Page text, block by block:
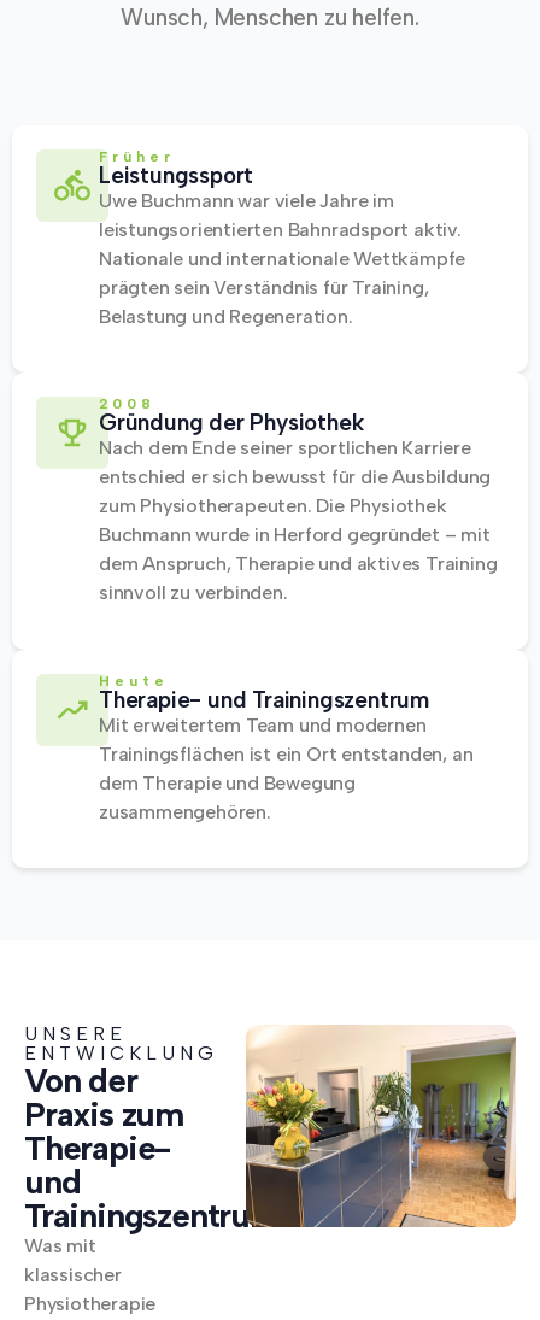
Wunsch, Menschen zu helfen.
Früher
Leistungssport
Uwe Buchmann war viele Jahre im
leistungsorientierten Bahnradsport aktiv.
Nationale und internationale Wettkämpfe
prägten sein Verständnis für Training,
Belastung und Regeneration.
2008
Gründung der Physiothek
Nach dem Ende seiner sportlichen Karriere
entschied er sich bewusst für die Ausbildung
zum Physiotherapeuten. Die Physiothek
Buchmann wurde in Herford gegründet – mit
dem Anspruch, Therapie und aktives Training
sinnvoll zu verbinden.
Heute
Therapie- und Trainingszentrum
Mit erweitertem Team und modernen
Trainingsflächen ist ein Ort entstanden, an
dem Therapie und Bewegung
zusammengehören.
UNSERE
ENTWICKLUNG
Von der
Praxis zum
Therapie-
und
Trainingszentrum
Was mit
klassischer
Physiotherapie